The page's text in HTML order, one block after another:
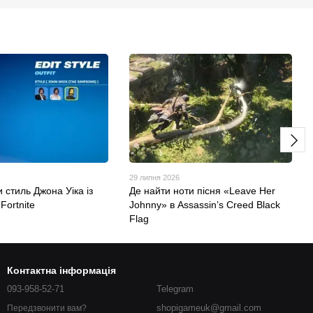
Джона Уіка із
Fortnite
29 липня 2026
Де найти ноти пісня «Leave Her
Johnny» в Assassin’s Creed Black
Flag
Контактна інформація
093-958-52-71
Передзвонити вам?
Telegram
shopigameuk@gmail.com